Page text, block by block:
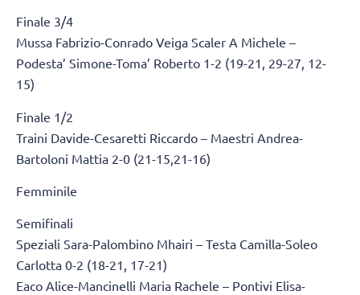
Finale 3/4
Mussa Fabrizio-Conrado Veiga Scaler A Michele –
Podesta’ Simone-Toma’ Roberto 1-2 (19-21, 29-27, 12-
15)
Finale 1/2
Traini Davide-Cesaretti Riccardo – Maestri Andrea-
Bartoloni Mattia 2-0 (21-15,21-16)
Femminile
Semifinali
Speziali Sara-Palombino Mhairi – Testa Camilla-Soleo
Carlotta 0-2 (18-21, 17-21)
Eaco Alice-Mancinelli Maria Rachele – Pontivi Elisa-